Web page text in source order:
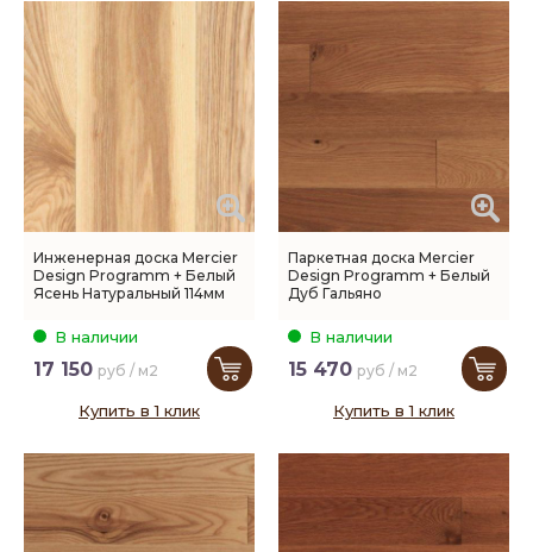
Инженерная доска Mercier
Design Programm + Белый
Ясень Натуральный 114мм
В наличии
17 150 руб / м2
Купить в 1 клик
Паркетная доска Mercier
Design Programm + Белый
Дуб Гальяно
В наличии
15 470 руб / м2
Купить в 1 клик